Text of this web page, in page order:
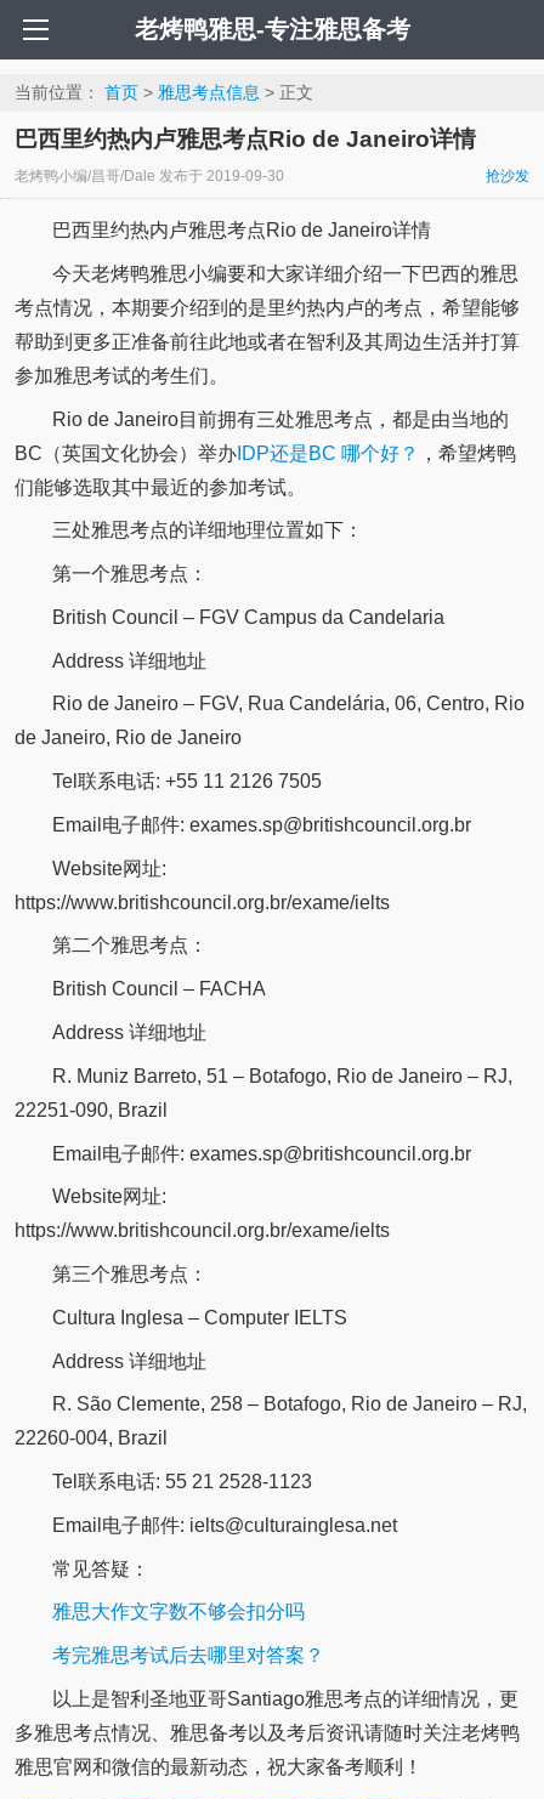
老烤鸭雅思-专注雅思备考
当前位置： 首页> 雅思考点信息 > 正文
巴西里约热内卢雅思考点Rio de Janeiro详情
老烤鸭小编/昌哥/Dale 发布于 2019-09-30 抢沙发
巴西里约热内卢雅思考点Rio de Janeiro详情
今天老烤鸭雅思小编要和大家详细介绍一下巴西的雅思
考点情况，本期要介绍到的是里约热内卢的考点，希望能够
帮助到更多正准备前往此地或者在智利及其周边生活并打算
参加雅思考试的考生们。
Rio de Janeiro目前拥有三处雅思考点，都是由当地的
BC（英国文化协会）举办IDP还是BC 哪个好？
，希望烤鸭
们能够选取其中最近的参加考试。
三处雅思考点的详细地理位置如下：
第一个雅思考点：
British Council – FGV Campus da Candelaria
Address 详细地址
Rio de Janeiro – FGV, Rua Candelária, 06, Centro, Rio
de Janeiro, Rio de Janeiro
Tel联系电话: +55 11 2126 7505
Email电子邮件: exames.sp@britishcouncil.org.br
Website网址:
https://www.britishcouncil.org.br/exame/ielts
第二个雅思考点：
British Council – FACHA
Address 详细地址
R. Muniz Barreto, 51 – Botafogo, Rio de Janeiro – RJ,
22251-090, Brazil
Email电子邮件: exames.sp@britishcouncil.org.br
Website网址:
https://www.britishcouncil.org.br/exame/ielts
第三个雅思考点：
Cultura Inglesa – Computer IELTS
Address 详细地址
R. São Clemente, 258 – Botafogo, Rio de Janeiro – RJ,
22260-004, Brazil
Tel联系电话: 55 21 2528-1123
Email电子邮件: ielts@culturainglesa.net
常见答疑：
雅思大作文字数不够会扣分吗
考完雅思考试后去哪里对答案？
以上是智利圣地亚哥Santiago雅思考点的详细情况，更
多雅思考点情况、雅思备考以及考后资讯请随时关注老烤鸭
雅思官网和微信的最新动态，祝大家备考顺利！